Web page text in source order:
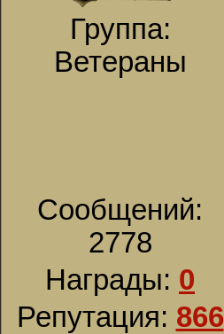
Группа:
Ветераны
Сообщений:
2778
Награды: 0
Репутация: 866